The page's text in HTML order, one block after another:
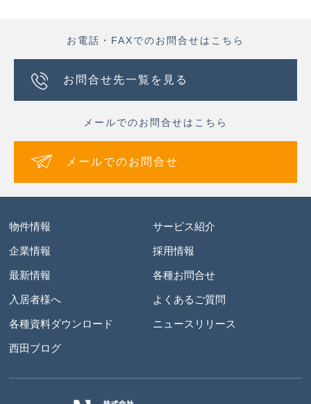
お電話・FAXでのお問合せはこちら
お問合せ先一覧を見る
メールでのお問合せはこちら
メールでのお問合せ
物件情報 サービス紹介
企業情報 採用情報
最新情報 各種お問合せ
入居者様へ よくあるご質問
各種資料ダウンロード ニュースリリース
西田ブログ